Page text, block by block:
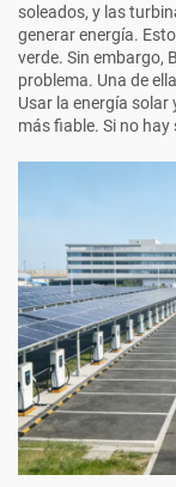
soleados, y las
generar energía.
verde. Sin embargo,
problema. Una de
Usar la energía
más fiable. Si no hay